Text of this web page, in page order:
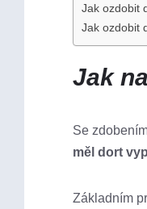
Jak ozdobit
Jak ozdobit
Jak
Se
měl dort
Základním